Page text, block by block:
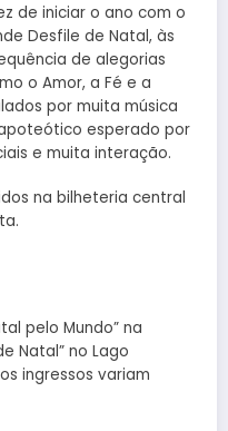
de iniciar o ano com o
Desfile de Natal, às
de alegorias
o Amor, a Fé e a
por muita música
esperado por
e muita interação.
na bilheteria central
pelo Mundo” na
Natal” no Lago
ingressos variam